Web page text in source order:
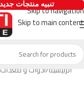
Skip to navigation
Skip to main content
الرئيسية أدوات و معدات
  تنبيه منتجات جديدة! اكتشف أحدث الإضافات اليوم